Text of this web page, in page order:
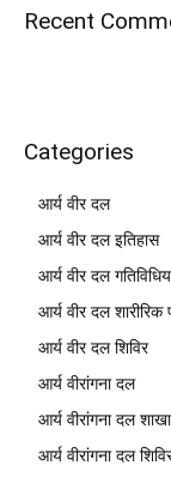
Recent
Categories
आर्य वीर दल
आर्य वीर दल इतिहास
आर्य वीर दल
आर्य वीर दल
आर्य वीर दल शिविर
आर्य वीरांगना दल
आर्य वीरांगना दल शाखा
आर्य वीरांगना दल